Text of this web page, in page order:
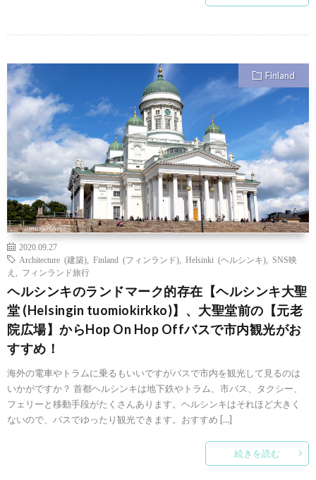
Finland
2020.09.27
Architecture (建築)
Finland (フィンランド) Helsinki (ヘルシンキ)
SNS映
え
フィンランド旅行
ヘルシンキのランドマーク的存在【ヘルシンキ大聖
堂 (Helsingin tuomiokirkko)】、大聖堂前の【元老
院広場】からHop On Hop Offバスで市内観光がお
すすめ！
海外の電車やトラムに乗るもいいですがバスで市内を観光して見るのは
いかがですか？ 首都ヘルシンキは地下鉄やトラム、市バス、タクシー、
フェリーと移動手段がたくさんあります。ヘルシンキはそれほど大きく
ないので、バスでゆったり観光できます。おすすめ […]
続きを読む